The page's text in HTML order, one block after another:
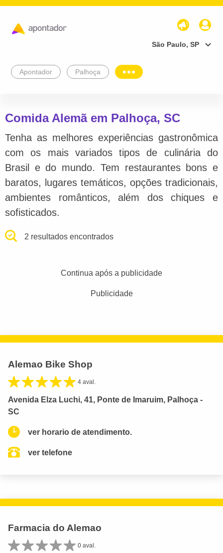
São Paulo, SP
Apontador Palhoça
Comida Alemã em Palhoça, SC
Tenha as melhores experiências gastronômica
com os mais variados tipos de culinária do
Brasil e do mundo. Tem restaurantes bons e
baratos, lugares temáticos, opções tradicionais,
ambientes românticos, além dos chiques e
sofisticados.
2 resultados encontrados
Continua após a publicidade
Publicidade
Alemao Bike Shop
4 aval.
Avenida Elza Luchi, 41, Ponte de Imaruim, Palhoça -
SC
ver horario de atendimento.
ver telefone
Farmacia do Alemao
0 aval.